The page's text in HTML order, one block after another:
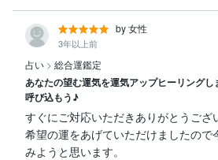
沢山のお願いをお許しください
長文を読んで頂きありがとうござい
お申込み頂けるのを楽しみに待っ
★　ご質問等、お気軽にメッセージ
by 女性
3年以上前
占い > 総合運鑑定
あなたの望む運気を運気アップヒーリング
呼び込もう♪
すぐにご対応いただきありがとうござ
希望の運をあげていただけましたので
みようと思います。